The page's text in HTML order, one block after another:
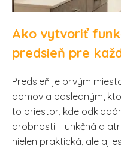
Ako vytvoriť
predsieň pre
Predsieň je prvým
domov a posledným,
to priestor, kde
drobnosti. Funkčná a
nielen praktická, ale aj